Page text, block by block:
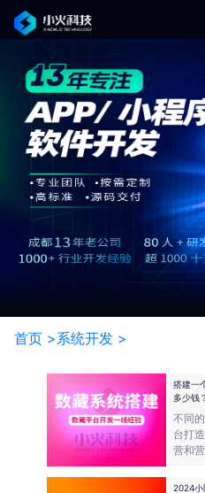
首页 >系统开发 >
搭建一
多少钱
不同
台打
营和
2024小